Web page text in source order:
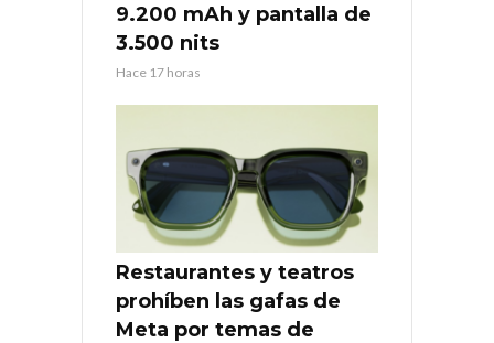
9.200 mAh y pantalla de
3.500 nits
Hace 17 horas
Restaurantes y teatros
prohíben las gafas de
Meta por temas de